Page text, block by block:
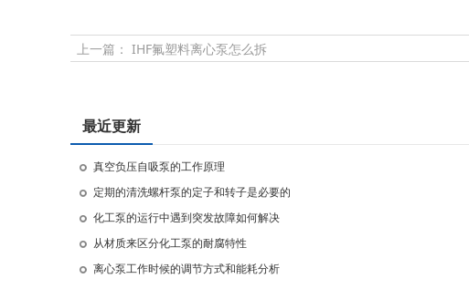
上一篇： IHF氟塑料离心泵怎么拆
最近更新
真空负压自吸泵的工作原理
定期的清洗螺杆泵的定子和转子是必要的
化工泵的运行中遇到突发故障如何解决
从材质来区分化工泵的耐腐特性
离心泵工作时候的调节方式和能耗分析